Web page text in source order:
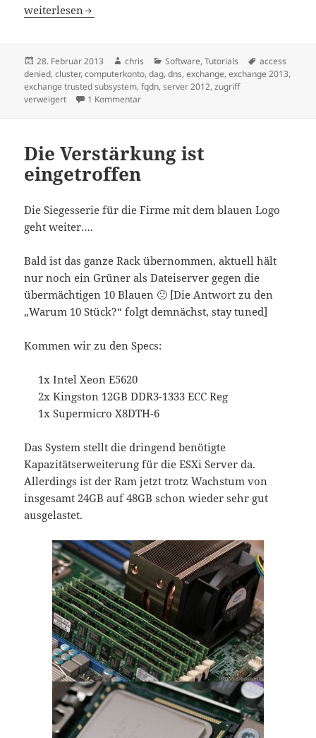
Exchange 2013 DAG – Fehlermeldungen
weiterlesen
Veröffentlicht
am
28. Februar 2013 Autor
chris Kategorien
Software,Tutorials Schlagwörter
access
denied,cluster,computerkonto,dag,dns,exchange,exchange 2013,
exchange trusted subsystem,fqdn,server 2012,zugriff
verweigert
1 Kommentarzu Exchange 2013 DAG – Fehlermeldungen
Die Verstärkung ist
eingetroffen
Die Siegesserie für die Firme mit dem blauen Logo
geht weiter….
Bald ist das ganze Rack übernommen, aktuell hält
nur noch ein Grüner als Dateiserver gegen die
übermächtigen 10 Blauen 🙁 [Die Antwort zu den
„Warum 10 Stück?“ folgt demnächst, stay tuned]
Kommen wir zu den Specs:
1x Intel Xeon E5620
2x Kingston 12GB DDR3-1333 ECC Reg
1x Supermicro X8DTH-6
Das System stellt die dringend benötigte
Kapazitätserweiterung für die ESXi Server da.
Allerdings ist der Ram jetzt trotz Wachstum von
insgesamt 24GB auf 48GB schon wieder sehr gut
ausgelastet.